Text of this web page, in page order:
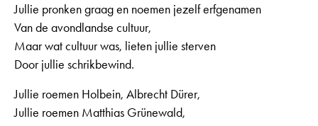
Jullie pronken graag en noemen jezelf erfgenamen
Van de avondlandse cultuur,
Maar wat cultuur was, lieten jullie sterven
Door jullie schrikbewind.
Jullie roemen Holbein, Albrecht Dürer,
Jullie roemen Matthias Grünewald,